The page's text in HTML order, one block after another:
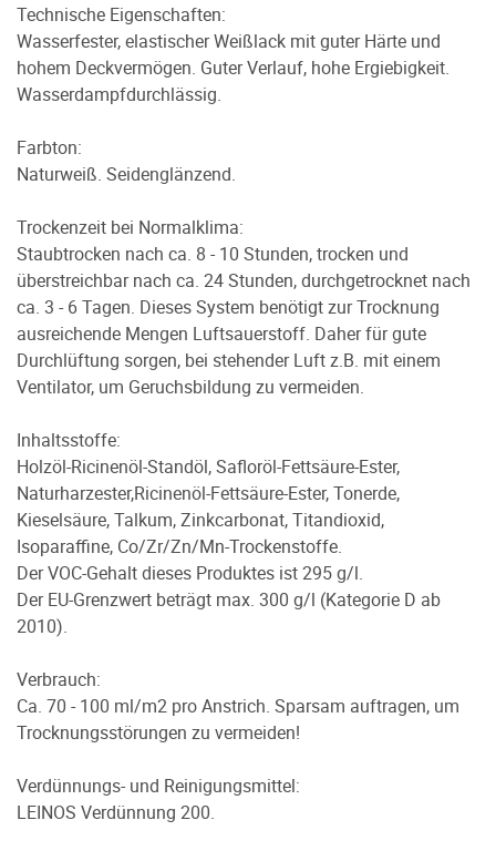
Technische Eigenschaften:
Wasserfester, elastischer Weißlack mit guter Härte und
hohem Deckvermögen. Guter Verlauf, hohe Ergiebigkeit.
Wasserdampfdurchlässig.
Farbton:
Naturweiß. Seidenglänzend.
Trockenzeit bei Normalklima:
Staubtrocken nach ca. 8 - 10 Stunden, trocken und
überstreichbar nach ca. 24 Stunden, durchgetrocknet nach
ca. 3 - 6 Tagen. Dieses System benötigt zur Trocknung
ausreichende Mengen Luftsauerstoff. Daher für gute
Durchlüftung sorgen, bei stehender Luft z.B. mit einem
Ventilator, um Geruchsbildung zu vermeiden.
Inhaltsstoffe:
Holzöl-Ricinenöl-Standöl, Safloröl-Fettsäure-Ester,
Naturharzester,Ricinenöl-Fettsäure-Ester, Tonerde,
Kieselsäure, Talkum, Zinkcarbonat, Titandioxid,
Isoparaffine, Co/Zr/Zn/Mn-Trockenstoffe.
Der VOC-Gehalt dieses Produktes ist 295 g/l.
Der EU-Grenzwert beträgt max. 300 g/l (Kategorie D ab
2010).
Verbrauch:
Ca. 70 - 100 ml/m2 pro Anstrich. Sparsam auftragen, um
Trocknungsstörungen zu vermeiden!
Verdünnungs- und Reinigungsmittel:
LEINOS Verdünnung 200.